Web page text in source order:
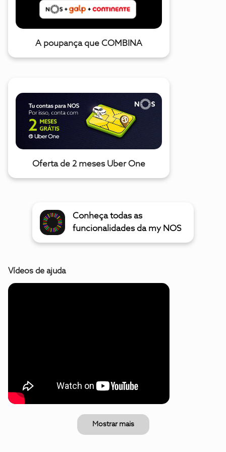
A poupança que COMBINA
Oferta de 2 meses Uber One
Conheça todas as
funcionalidades da my NOS
Vídeos de ajuda
Mostrar mais